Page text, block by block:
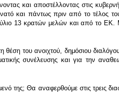
και αποστέλλοντας στις
και πάντως πριν από το τέλος
13 κρατών μελών και από το
του ανοιχτού, δημόσιου
συνέλευσης και για την
της; Θα αναφερθούμε στις τρεις